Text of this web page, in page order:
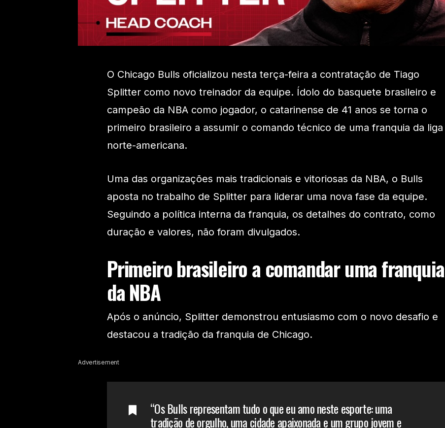
O Chicago Bulls oficializou nesta terça-feira a contratação de Tiago
Splitter como novo treinador da equipe. Ídolo do basquete brasileiro e
campeão da NBA como jogador, o catarinense de 41 anos se torna o
primeiro brasileiro a assumir o comando técnico de uma franquia da liga
norte-americana.
Uma das organizações mais tradicionais e vitoriosas da NBA, o Bulls
aposta no trabalho de Splitter para liderar uma nova fase da equipe.
Seguindo a política interna da franquia, os detalhes do contrato, como
duração e valores, não foram divulgados.
Primeiro brasileiro a comandar uma franquia
da NBA
Após o anúncio, Splitter demonstrou entusiasmo com o novo desafio e
destacou a tradição da franquia de Chicago.
Advertisement
“Os Bulls representam tudo o que eu amo neste esporte: uma
tradição de orgulho, uma cidade apaixonada e um grupo jovem e